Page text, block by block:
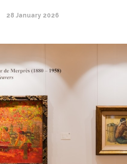
28 January 2026